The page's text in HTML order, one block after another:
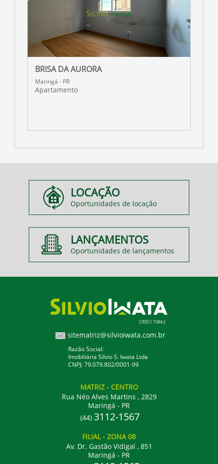
BRISA DA AURORA
Maringá - PR
Apartamento
LOCAÇÃO
Oportunidades de locação
LANÇAMENTOS
Oportunidades de lançamentos
CRECI 1584-J
sitematriz@silvioiwata.com.br
Razão Social:
Imobiliária Silvio S. Iwata Ltda
CNPJ: 79.079.802/0001-99
MATRIZ - CENTRO
Rua Néo Alves Martins , 2829
Maringá - PR
(44) 3112-1567
FILIAL- ZONA 08
Av. Dr. Gastão Vidigal , 851
Maringá - PR